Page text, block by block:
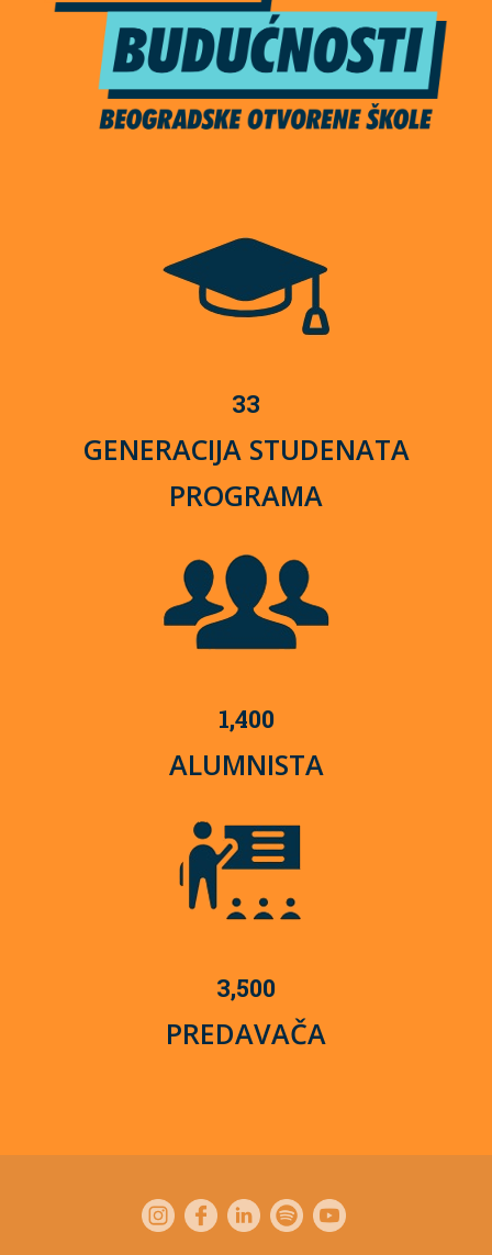
33
GENERACIJA STUDENATA
PROGRAMA
1,400
ALUMNISTA
3,500
PREDAVAČA